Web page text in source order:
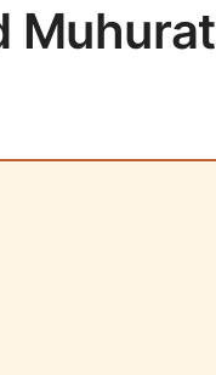
Muhurat